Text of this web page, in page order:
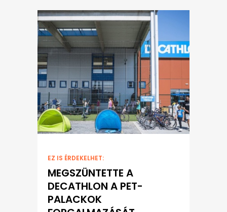
EZ IS ÉRDEKELHET:
MEGSZÜNTETTE A
DECATHLON A PET-
PALACKOK